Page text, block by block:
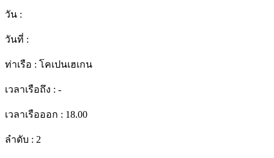
วัน :
วันที่ :
ท่าเรือ : โคเปนเฮเกน
เวลาเรือถึง : -
เวลาเรือออก : 18.00
ลำดับ : 2